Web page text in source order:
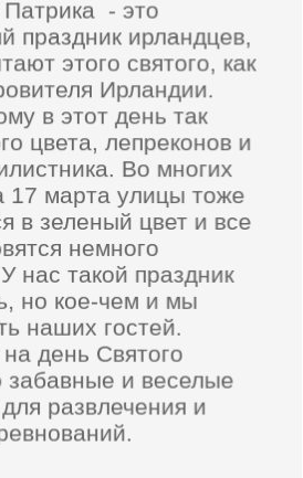
Патрика - это
праздник ирландцев,
этого святого, как
Ирландии.
в этот день так
цвета, лепреконов и
Во многих
17 марта улицы тоже
в зеленый цвет и все
немного
нас такой праздник
но кое-чем и мы
наших гостей.
день Святого
забавные и веселые
развлечения и